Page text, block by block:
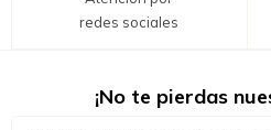
redes sociales
¡No te pierdas